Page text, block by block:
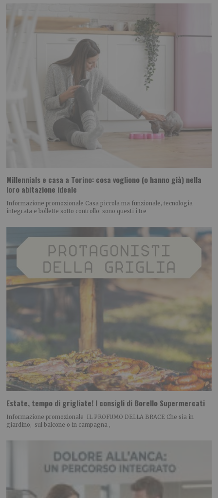
Millennials e casa a Torino: cosa vogliono (o hanno già) nella
loro abitazione ideale
Informazione promozionale Casa piccola ma funzionale, tecnologia
integrata e bollette sotto controllo: sono questi i tre
Estate, tempo di grigliate! I consigli di Borello Supermercati
Informazione promozionale IL PROFUMO DELLA BRACE Che sia in
giardino, sul balcone o in campagna ,